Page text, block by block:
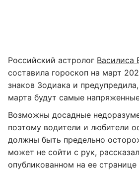
Российский астролог Василиса
составила гороскоп на март
знаков Зодиака и
марта будут самые
Возможны досадные
поэтому водители и любители
должны быть предельно
может не сойти с рук,
опубликованном на ее странице